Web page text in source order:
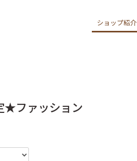
ショップ紹介
★ファッション